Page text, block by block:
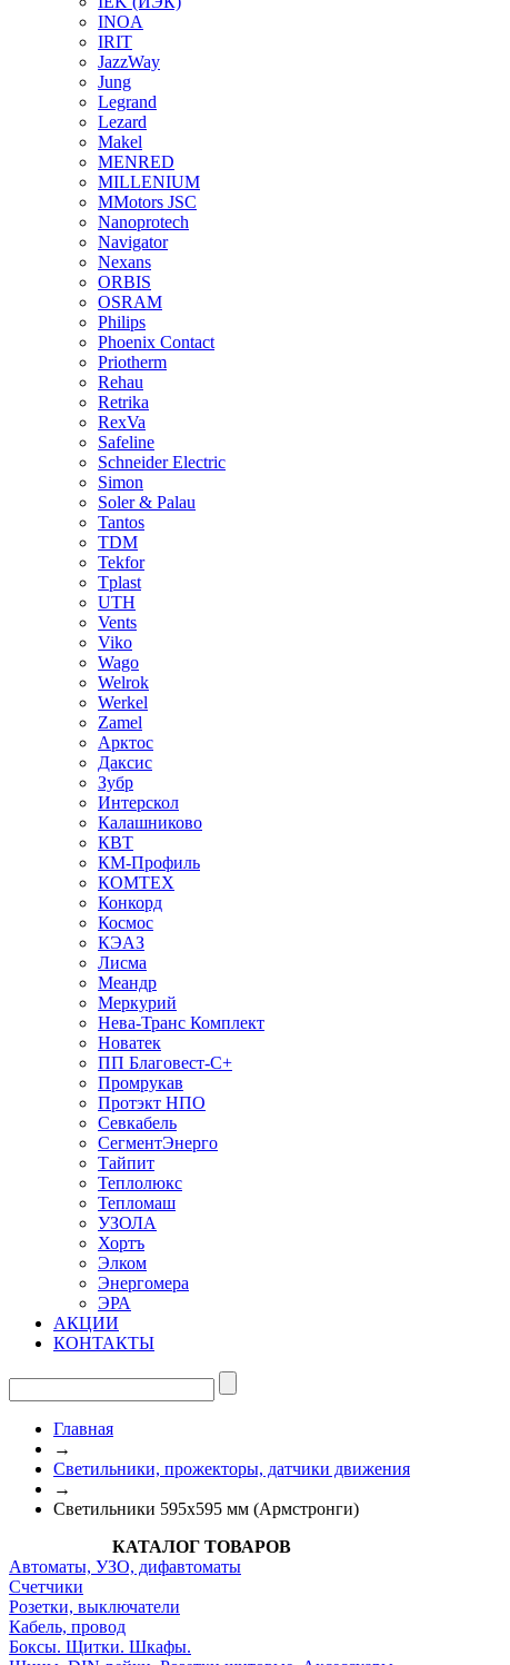
INOA
IRIT
JazzWay
Jung
Legrand
Lezard
Makel
MENRED
MILLENIUM
MMotors JSC
Nanoprotech
Navigator
Nexans
ORBIS
OSRAM
Philips
Phoenix Contact
Priotherm
Rehau
Retrika
RexVa
Safeline
Schneider Electric
Simon
Soler & Palau
Tantos
TDM
Tekfor
Tplast
UTH
Vents
Viko
Wago
Welrok
Werkel
Zamel
Арктос
Даксис
Зубр
Интерскол
Калашниково
КВТ
КМ-Профиль
КОМТЕХ
Конкорд
Космос
КЭАЗ
Лисма
Меандр
Меркурий
Нева-Транс Комплект
Новатек
ПП Благовест-С+
Промрукав
Протэкт НПО
Севкабель
СегментЭнерго
Тайпит
Теплолюкс
Тепломаш
УЗОЛА
Хортъ
Элком
Энергомера
ЭРА
АКЦИИ
КОНТАКТЫ
Главная
→
Светильники, прожекторы, датчики движения
→
Светильники 595х595 мм (Армстронги)
КАТАЛОГ ТОВАРОВ
Автоматы, УЗО, дифавтоматы
Счетчики
Розетки, выключатели
Кабель, провод
Боксы. Щитки. Шкафы.